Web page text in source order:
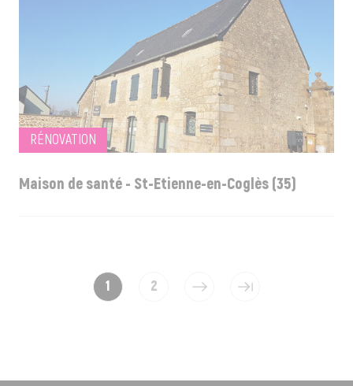
RÉNOVATION
Maison de santé - St-Etienne-en-Coglès (35)
1 2